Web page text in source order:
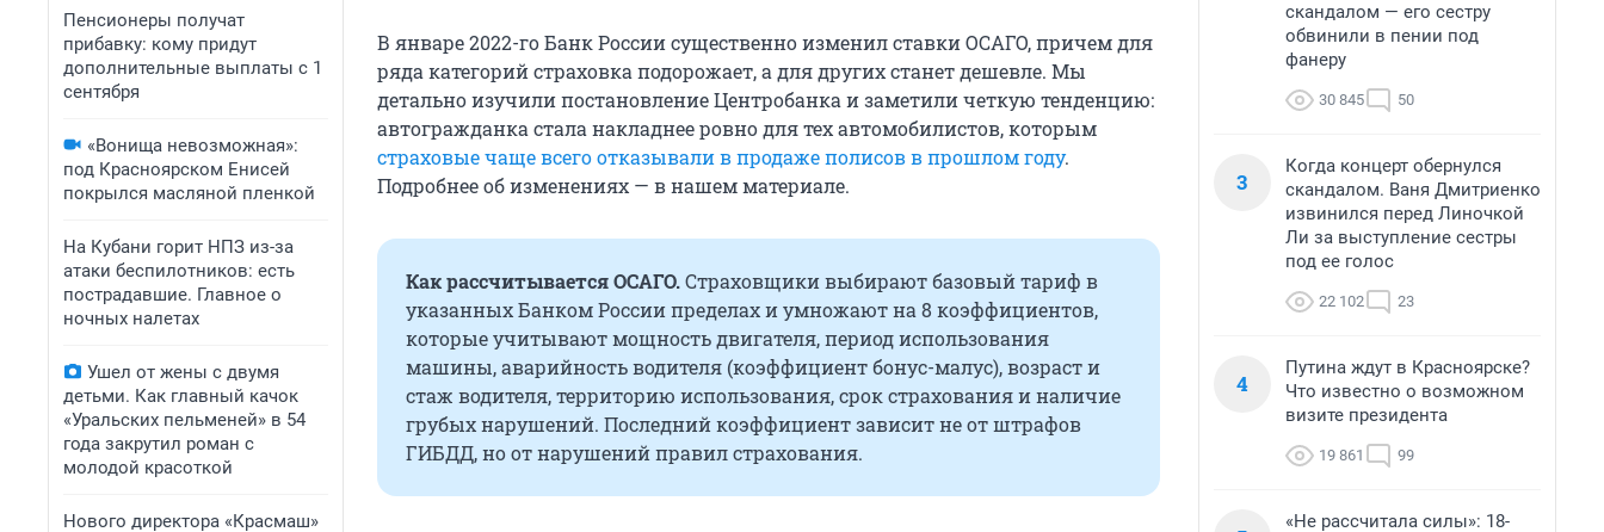
Пенсионеры получат
прибавку: кому придут
дополнительные выплаты с 1
сентября
«Вонища невозможная»:
под Красноярском Енисей
покрылся масляной пленкой
На Кубани горит НПЗ из-за
атаки беспилотников: есть
пострадавшие. Главное о
ночных налетах
Ушел от жены с двумя
детьми. Как главный качок
«Уральских пельменей» в 54
года закрутил роман с
молодой красоткой
Нового директора «Красмаш»
В январе 2022-го Банк России существенно изменил ставки ОСАГО, причем для
ряда категорий страховка подорожает, а для других станет дешевле. Мы
детально изучили постановление Центробанка и заметили четкую тенденцию:
автогражданка стала накладнее ровно для тех автомобилистов, которым
страховые чаще всего отказывали в продаже полисов в прошлом году.
Подробнее об изменениях — в нашем материале.
Как рассчитывается ОСАГО.Страховщики выбирают базовый тариф в
указанных Банком России пределах и умножают на 8 коэффициентов,
которые учитывают мощность двигателя, период использования
машины, аварийность водителя (коэффициент бонус-малус), возраст и
стаж водителя, территорию использования, срок страхования и наличие
грубых нарушений. Последний коэффициент зависит не от штрафов
ГИБДД, но от нарушений правил страхования.
скандалом — его сестру
обвинили в пении под
фанеру
30 845 50
3
Когда концерт обернулся
скандалом. Ваня Дмитриенко
извинился перед Линочкой
Ли за выступление сестры
под ее голос
22 102 23
4
Путина ждут в Красноярске?
Что известно о возможном
визите президента
19 861 99
«Не рассчитала силы»: 18-